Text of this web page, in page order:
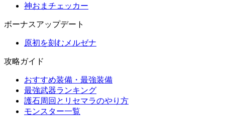
神おまチェッカー
ボーナスアップデート
原初を刻むメルゼナ
攻略ガイド
おすすめ装備・最強装備
最強武器ランキング
護石周回とリセマラのやり方
モンスター一覧